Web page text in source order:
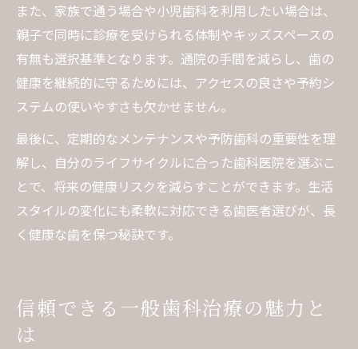
また、家族で通う場合や小児歯科を利用したい場合は、
親子で同時に診療を受けられる体制やキッズスペースの
有無も選択基準となります。通院の手間を減らし、歯の
健康を継続的に守るためには、アクセスの良さや予約シ
ステムの使いやすさも欠かせません。
最後に、定期的なメンテナンスや予防歯科の重要性を理
解し、自分のライフサイクルに合った歯科医院を選ぶこ
とで、将来の健康リスクを減らすことができます。生活
スタイルの変化にも柔軟に対応できる歯医者選びが、長
く健康な歯を保つ秘訣です。
信頼できる一般歯科治療の魅力と
は